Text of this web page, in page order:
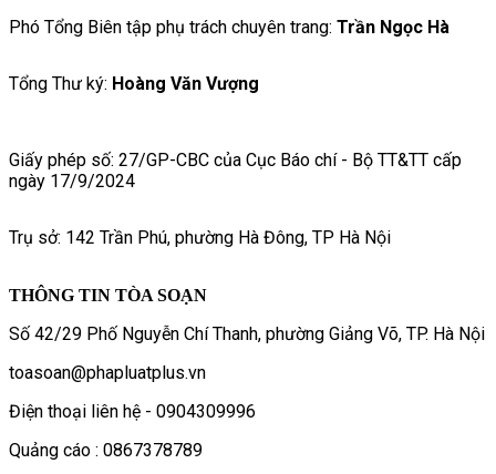
Phó Tổng Biên tập phụ trách chuyên trang: Trần Ngọc Hà
Tổng Thư ký: Hoàng Văn Vượng
Giấy phép số: 27/GP-CBC của Cục Báo chí - Bộ TT&TT cấp
ngày 17/9/2024
Trụ sở: 142 Trần Phú, phường Hà Đông, TP Hà Nội
THÔNG TIN TÒA SOẠN
Số 42/29 Phố Nguyễn Chí Thanh, phường Giảng Võ, TP. Hà Nội
toasoan@phapluatplus.vn
Điện thoại liên hệ - 0904309996
Quảng cáo : 0867378789